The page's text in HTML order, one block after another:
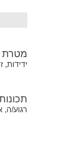
ידידות,
רגוע/ה,